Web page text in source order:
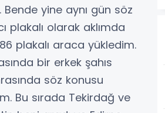
yine aynı gün söz
plakalı olarak aklımda
plakalı araca yükledim.
bir erkek şahıs
söz konusu
Bu sırada Tekirdağ ve